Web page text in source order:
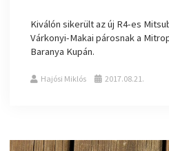
Kiválón sikerült az új R4-es
Várkonyi-Makai párosnak a
Baranya Kupán.
Hajósi Miklós 2017.08.21.